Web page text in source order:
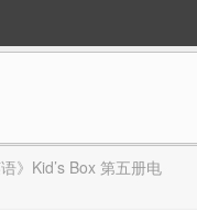
》Kid’s Box 第五册电